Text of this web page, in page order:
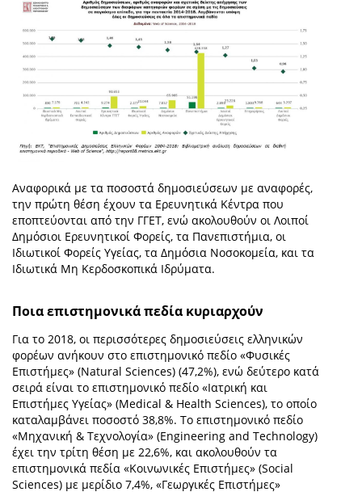
Αναφορικά με τα ποσοστά δημοσιεύσεων με αναφορές,
την πρώτη θέση έχουν τα Ερευνητικά Κέντρα που
εποπτεύονται από την ΓΓΕΤ, ενώ ακολουθούν οι Λοιποί
Δημόσιοι Ερευνητικοί Φορείς, τα Πανεπιστήμια, οι
Ιδιωτικοί Φορείς Υγείας, τα Δημόσια Νοσοκομεία, και τα
Ιδιωτικά Μη Κερδοσκοπικά Ιδρύματα.
Ποια επιστημονικά πεδία κυριαρχούν
Για το 2018, οι περισσότερες δημοσιεύσεις ελληνικών
φορέων ανήκουν στο επιστημονικό πεδίο «Φυσικές
Επιστήμες» (Natural Sciences) (47,2%), ενώ δεύτερο κατά
σειρά είναι το επιστημονικό πεδίο «Ιατρική και
Επιστήμες Υγείας» (Medical & Health Sciences), το οποίο
καταλαμβάνει ποσοστό 38,8%. Το επιστημονικό πεδίο
«Μηχανική & Τεχνολογία» (Engineering and Technology)
έχει την τρίτη θέση με 22,6%, και ακολουθούν τα
επιστημονικά πεδία «Κοινωνικές Επιστήμες» (Social
Sciences) με μερίδιο 7,4%, «Γεωργικές Επιστήμες»